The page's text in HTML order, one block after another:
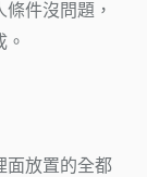
件沒問題，
面放置的全都